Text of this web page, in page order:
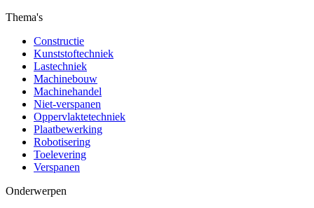
Thema's
Constructie
Kunststoftechniek
Lastechniek
Machinebouw
Machinehandel
Niet-verspanen
Oppervlaktetechniek
Plaatbewerking
Robotisering
Toelevering
Verspanen
Onderwerpen